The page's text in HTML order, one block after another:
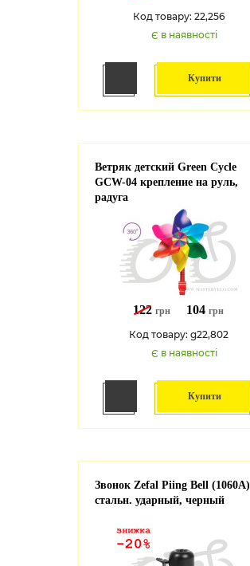
Код товару: 22,256
Є в наявності
Купити
Ветряк детский Green Cycle
GCW-04 крепление на руль,
радуга
122 грн 104 грн
Код товару: g22,802
Є в наявності
Купити
Звонок Zefal Piing Bell (1060A)
стальн. ударный, черный